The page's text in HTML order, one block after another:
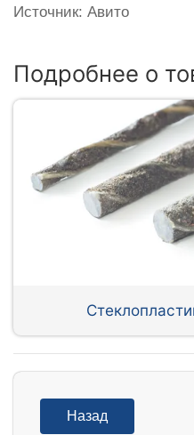
Источник: Авито
Подробнее о
Назад